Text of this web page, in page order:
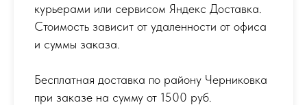
курьерами или сервисом Яндекс Доставка.
Стоимость зависит от удаленности от офиса
и суммы заказа.
Бесплатная доставка по району Черниковка
при заказе на сумму от 1500 руб.